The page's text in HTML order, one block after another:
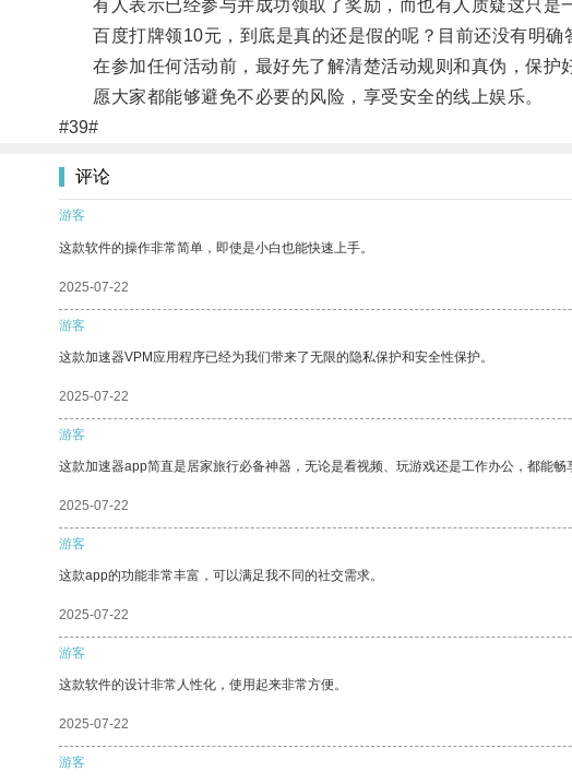
有人表示已经参与并成功领取了奖励，而也有人质疑这只是
百度打牌领10元，到底是真的还是假的呢？目前还没有明确
在参加任何活动前，最好先了解清楚活动规则和真伪，保护
愿大家都能够避免不必要的风险，享受安全的线上娱乐。
#39#
评论
游客
这款软件的操作非常简单，即使是小白也能快速上手。
2025-07-22
游客
这款加速器VPM应用程序已经为我们带来了无限的隐私保护和安全性保护。
2025-07-22
游客
这款加速器app简直是居家旅行必备神器，无论是看视频、玩游戏还是工作办公，都能畅
2025-07-22
游客
这款app的功能非常丰富，可以满足我不同的社交需求。
2025-07-22
游客
这款软件的设计非常人性化，使用起来非常方便。
2025-07-22
游客